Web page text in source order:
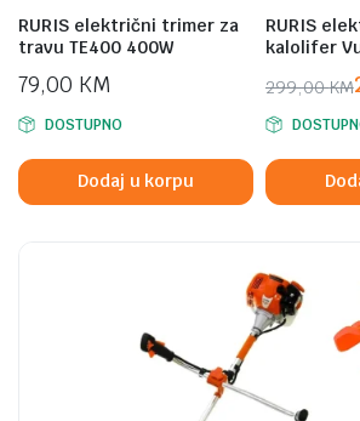
RURIS električni trimer za
travu TE400 400W
79,00 KM
DOSTUPNO
Dodaj u korpu
RURIS
kalolifer
299,00KM
Original
price
was:
299,00
Current
price
is:
239,00